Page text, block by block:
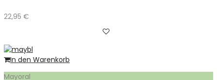
22,95 €
In den Warenkorb
Mayoral